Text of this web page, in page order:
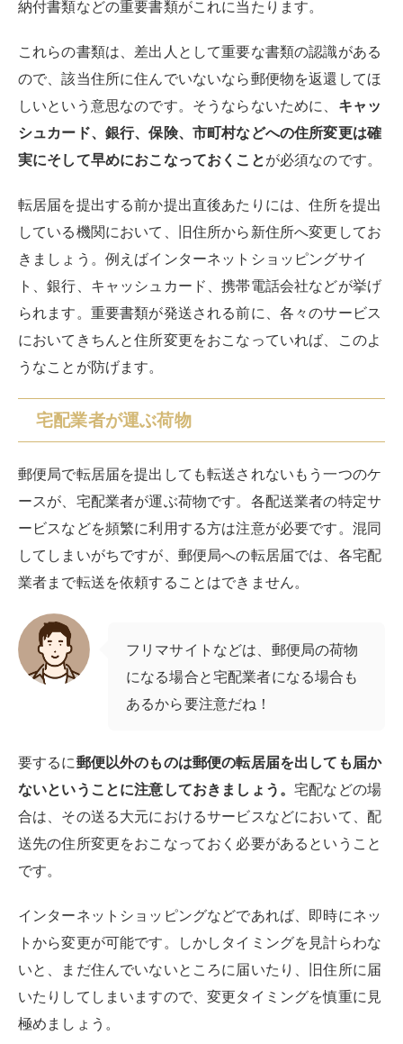
納付書類などの重要書類がこれに当たります。
これらの書類は、差出人として重要な書類の認識がある
ので、該当住所に住んでいないなら郵便物を返還してほ
しいという意思なのです。そうならないために、 キャッ
シュカード、銀行、保険、市町村などへの住所変更は確
実にそして早めにおこなっておくことが必須なのです。
転居届を提出する前か提出直後あたりには、住所を提出
している機関において、旧住所から新住所へ変更してお
きましょう。例えばインターネットショッピングサイ
ト、銀行、キャッシュカード、携帯電話会社などが挙げ
られます。重要書類が発送される前に、各々のサービス
においてきちんと住所変更をおこなっていれば、このよ
うなことが防げます。
宅配業者が運ぶ荷物
郵便局で転居届を提出しても転送されないもう一つのケ
ースが、宅配業者が運ぶ荷物です。各配送業者の特定サ
ービスなどを頻繁に利用する方は注意が必要です。混同
してしまいがちですが、郵便局への転居届では、各宅配
業者まで転送を依頼することはできません。
フリマサイトなどは、郵便局の荷物
になる場合と宅配業者になる場合も
あるから要注意だね！
要するに郵便以外のものは郵便の転居届を出しても届か
ないということに注意しておきましょう。宅配などの場
合は、その送る大元におけるサービスなどにおいて、配
送先の住所変更をおこなっておく必要があるということ
です。
インターネットショッピングなどであれば、即時にネッ
トから変更が可能です。しかしタイミングを見計らわな
いと、まだ住んでいないところに届いたり、旧住所に届
いたりしてしまいますので、変更タイミングを慎重に見
極めましょう。